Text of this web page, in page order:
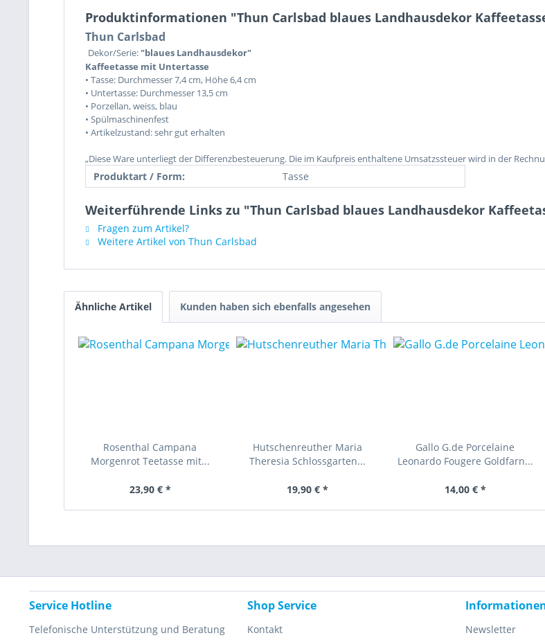
Produktinformationen "Thun Carlsbad blaues Landhausdekor
Thun Carlsbad
Dekor/Serie: "blaues Landhausdekor"
Kaffeetasse mit Untertasse
• Tasse: Durchmesser 7,4 cm, Höhe 6,4 cm
• Untertasse: Durchmesser 13,5 cm
• Porzellan, weiss, blau
• Spülmaschinenfest
• Artikelzustand: sehr gut erhalten
„Diese Ware unterliegt der Differenzbesteuerung. Die im Kaufpreis enthaltene Umsatzssteuer wird in der
Produktart / Form: Tasse
Weiterführende Links zu "Thun Carlsbad blaues Landhausdekor
Fragen zum Artikel?
Weitere Artikel von Thun Carlsbad
Ähnliche Artikel Kunden haben sich ebenfalls angesehen
Rosenthal Campana
Morgenrot Teetasse mit...
23,90 € *
Hutschenreuther Maria
Theresia Schlossgarten...
19,90 € *
Gallo G.de Porcelaine
Leonardo Fougere Goldfarn...
14,00 € *
Service Hotline
Telefonische Unterstützung und Beratung
Shop Service
Kontakt
Newsletter